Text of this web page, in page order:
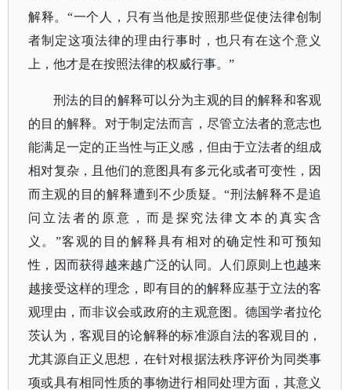
解释。“一个人，只有当他是按照那些促使法律创制
者制定这项法律的理由行事时，也只有在这个意义
上，他才是在按照法律的权威行事。”
刑法的目的解释可以分为主观的目的解释和客观
的目的解释。对于制定法而言，尽管立法者的意志也
能满足一定的正当性与正义感，但由于立法者的组成
相对复杂，且他们的意图具有多元化或者可变性，因
而主观的目的解释遭到不少质疑。“刑法解释不是追
问立法者的原意，而是探究法律文本的真实含
义。”客观的目的解释具有相对的确定性和可预知
性，因而获得越来越广泛的认同。人们原则上也越来
越接受这样的理念，即有目的的解释应基于立法的客
观理由，而非议会或政府的主观意图。德国学者拉伦
茨认为，客观目的论解释的标准源自法的客观目的，
尤其源自正义思想，在针对根据法秩序评价为同类事
项或具有相同性质的事物进行相同处理方面，其意义